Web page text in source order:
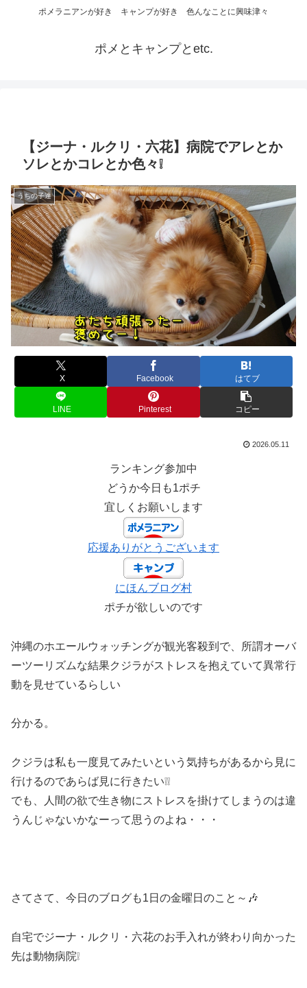
ポメラニアンが好き キャンプが好き 色んなことに興味津々
ポメとキャンプとetc.
【ジーナ・ルクリ・六花】病院でアレとか
ソレとかコレとか色々❕
うちの子達
X Facebook はてブ
LINE Pinterest コピー
2026.05.11
ランキング参加中
どうか今日も1ポチ
宜しくお願いします
応援ありがとうございます
にほんブログ村
ポチが欲しいのです
沖縄のホエールウォッチングが観光客殺到で、所謂オーバ
ーツーリズムな結果クジラがストレスを抱えていて異常行
動を見せているらしい
分かる。
クジラは私も一度見てみたいという気持ちがあるから見に
行けるのであらば見に行きたい❕❕
でも、人間の欲で生き物にストレスを掛けてしまうのは違
うんじゃないかなーって思うのよね・・・
さてさて、今日のブログも1日の金曜日のこと～🎶
自宅でジーナ・ルクリ・六花のお手入れが終わり向かった
先は動物病院❕